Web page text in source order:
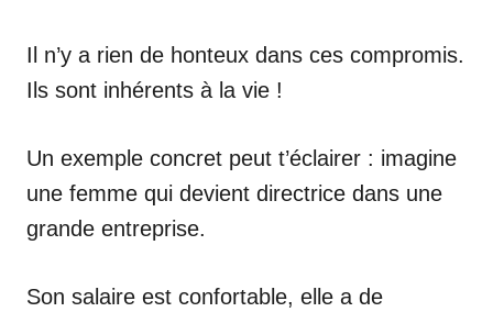
Il n’y a rien de honteux dans ces compromis.
Ils sont inhérents à la vie !
Un exemple concret peut t’éclairer : imagine
une femme qui devient directrice dans une
grande entreprise.
Son salaire est confortable, elle a de